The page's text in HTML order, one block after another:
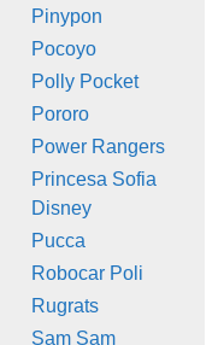
Pinypon
Pocoyo
Polly Pocket
Pororo
Power Rangers
Princesa Sofia
Disney
Pucca
Robocar Poli
Rugrats
Sam Sam